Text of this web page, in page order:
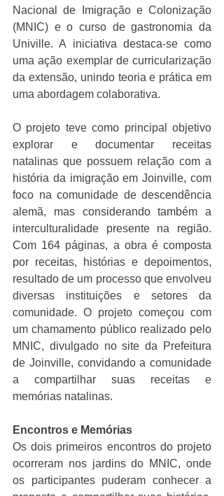
Nacional de Imigração e Colonização
(MNIC) e o curso de gastronomia da
Univille. A iniciativa destaca-se como
uma ação exemplar de curricularização
da extensão, unindo teoria e prática em
uma abordagem colaborativa.
O projeto teve como principal objetivo
explorar e documentar receitas
natalinas que possuem relação com a
história da imigração em Joinville, com
foco na comunidade de descendência
alemã, mas considerando também a
interculturalidade presente na região.
Com 164 páginas, a obra é composta
por receitas, histórias e depoimentos,
resultado de um processo que envolveu
diversas instituições e setores da
comunidade. O projeto começou com
um chamamento público realizado pelo
MNIC, divulgado no site da Prefeitura
de Joinville, convidando a comunidade
a compartilhar suas receitas e
memórias natalinas.
Encontros e Memórias
Os dois primeiros encontros do projeto
ocorreram nos jardins do MNIC, onde
os participantes puderam conhecer a